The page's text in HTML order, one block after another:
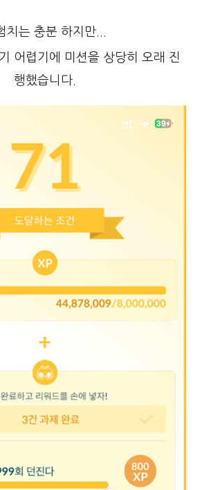
치는 충분 하지만...
어렵기에 미션을 상당히 오래 진
행했습니다.